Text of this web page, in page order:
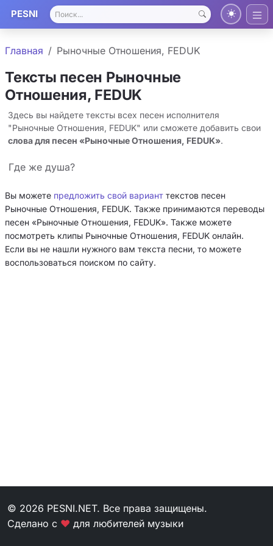
PESNI
Главная Рыночные Отношения, FEDUK
Тексты песен Рыночные
Отношения, FEDUK
Здесь вы найдете тексты всех песен исполнителя
"Рыночные Отношения, FEDUK" или сможете добавить свои
слова для песен «Рыночные Отношения, FEDUK».
Где же душа?
Вы можете предложить свой вариант текстов песен
Рыночные Отношения, FEDUK. Также принимаются переводы
песен «Рыночные Отношения, FEDUK». Также можете
посмотреть клипы Рыночные Отношения, FEDUK онлайн.
Если вы не нашли нужного вам текста песни, то можете
воспользоваться поиском по сайту.
© 2026 PESNI.NET. Все права защищены.
Сделано с ❤ для любителей музыки